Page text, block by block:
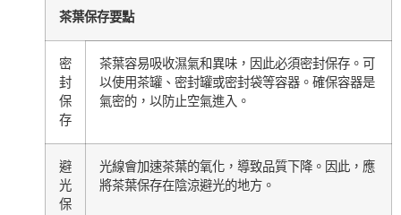
茶葉保存要點
密
封
保
存
茶葉容易吸收濕氣和異味，因此必須密封保存。可
以使用茶罐、密封罐或密封袋等容器。確保容器是
氣密的，以防止空氣進入。
避
光
保
光線會加速茶葉的氧化，導致品質下降。因此，應
將茶葉保存在陰涼避光的地方。